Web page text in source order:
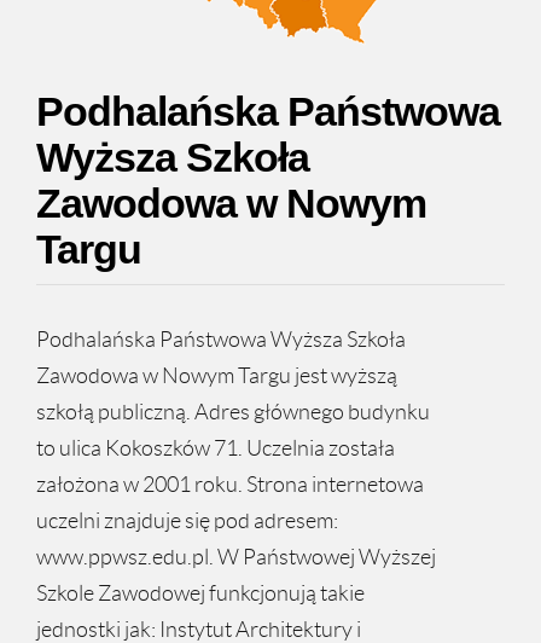
Podhalańska Państwowa
Wyższa Szkoła
Zawodowa w Nowym
Targu
Podhalańska Państwowa Wyższa Szkoła
Zawodowa w Nowym Targu jest wyższą
szkołą publiczną. Adres głównego budynku
to ulica Kokoszków 71. Uczelnia została
założona w 2001 roku. Strona internetowa
uczelni znajduje się pod adresem:
www.ppwsz.edu.pl. W Państwowej Wyższej
Szkole Zawodowej funkcjonują takie
jednostki jak: Instytut Architektury i